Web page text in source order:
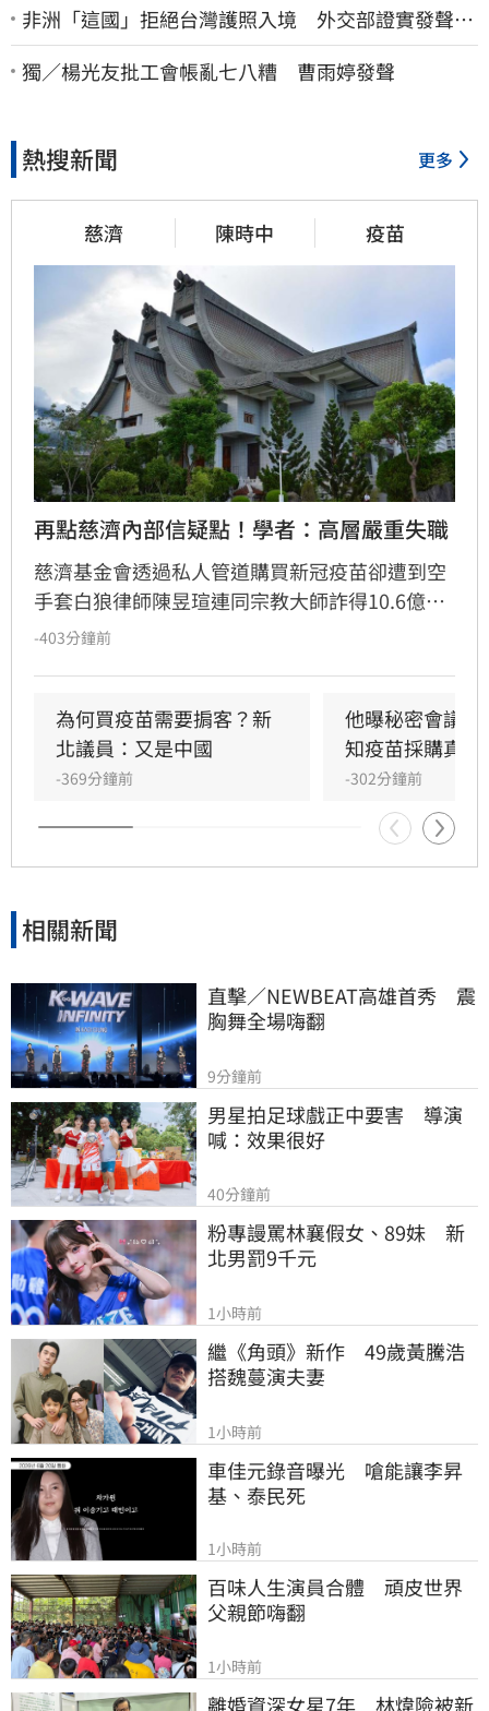
非洲「這國」拒絕台灣護照入境 外交部證實發聲
了：持續交涉聯繫
獨／楊光友批工會帳亂七八糟 曹雨婷發聲
熱搜新聞 更多
慈濟 陳時中 疫苗
再點慈濟內部信疑點！學者：高層嚴重失職
慈濟基金會透過私人管道購買新冠疫苗卻遭到空
手套白狼律師陳昱瑄連同宗教大師詐得10.6億
元，案情曝光後引發社會熱議，紛紛質疑慈濟被
釋都暴露更多疑點，「慈濟的管理階層嚴重失
職」。他還指出其中一段關於疫苗採購價格的內
容根本不是事實，「我不知道為何慈濟高層能夠
-403分鐘前
為何買疫苗需要掮客？新
北議員：又是中國
-369分鐘前
他曝秘密會議
知疫苗採購真相
-302分鐘前
相關新聞
直擊／NEWBEAT高雄首秀　震
胸舞全場嗨翻
9分鐘前
男星拍足球戲正中要害　導演
喊：效果很好
40分鐘前
粉專謾罵林襄假女、89妹　新
北男罰9千元
1小時前
繼《角頭》新作　49歲黃騰浩
搭魏蔓演夫妻
1小時前
車佳元錄音曝光　嗆能讓李昇
基、泰民死
1小時前
百味人生演員合體　頑皮世界
父親節嗨翻
1小時前
離婚資深女星7年　林煒險被新